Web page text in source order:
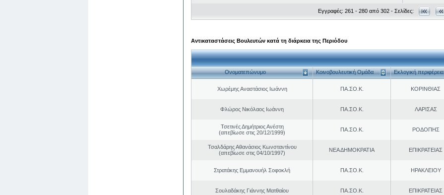
Εγγραφές: 261 - 280 από 302 - Σελίδες:
Αντικαταστάσεις Βουλευτών κατά τη διάρκεια της Περιόδου
Ονοματεπώνυμο Κοινοβουλευτική Ομάδα Εκλογική περιφέρεια
Χωρέμης Αναστάσιος Ιωάννη ΠΑ.ΣΟ.Κ. ΚΟΡΙΝΘΙΑΣ
Φλώρος Νικόλαος Ιωάννη ΠΑ.ΣΟ.Κ. ΛΑΡΙΣΑΣ
Τσετινές Δημήτριος Ανέστη
(απεβίωσε στις 20/12/1999)
ΠΑ.ΣΟ.Κ. ΡΟΔΟΠΗΣ
Τσαλδάρης Αθανάσιος Κωνσταντίνου
(απεβίωσε στις 04/10/1997)
ΝΕΑ ΔΗΜΟΚΡΑΤΙΑ ΕΠΙΚΡΑΤΕΙΑΣ
Στρατάκης Εμμανουήλ Σοφοκλή ΠΑ.ΣΟ.Κ. ΗΡΑΚΛΕΙΟΥ
Σουλαδάκης Γιάννης Ματθαίου ΠΑ.ΣΟ.Κ. ΕΠΙΚΡΑΤΕΙΑΣ